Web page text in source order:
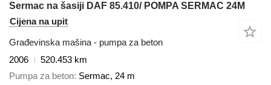
Sermac na šasiji DAF 85.410/ POMPA SERMAC 24M
Cijena na upit
Građevinska mašina - pumpa za beton
2006
520.453 km
Pumpa za beton Sermac, 24 m